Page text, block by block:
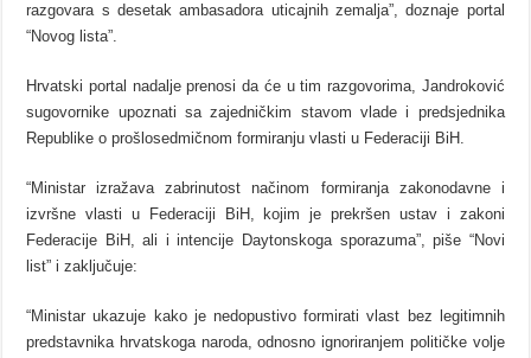
razgovara s desetak ambasadora uticajnih zemalja”, doznaje portal
“Novog lista”.
Hrvatski portal nadalje prenosi da će u tim razgovorima, Jandroković
sugovornike upoznati sa zajedničkim stavom vlade i predsjednika
Republike o prošlosedmičnom formiranju vlasti u Federaciji BiH.
“Ministar izražava zabrinutost načinom formiranja zakonodavne i
izvršne vlasti u Federaciji BiH, kojim je prekršen ustav i zakoni
Federacije BiH, ali i intencije Daytonskoga sporazuma”, piše “Novi
list” i zaključuje:
“Ministar ukazuje kako je nedopustivo formirati vlast bez legitimnih
predstavnika hrvatskoga naroda, odnosno ignoriranjem političke volje